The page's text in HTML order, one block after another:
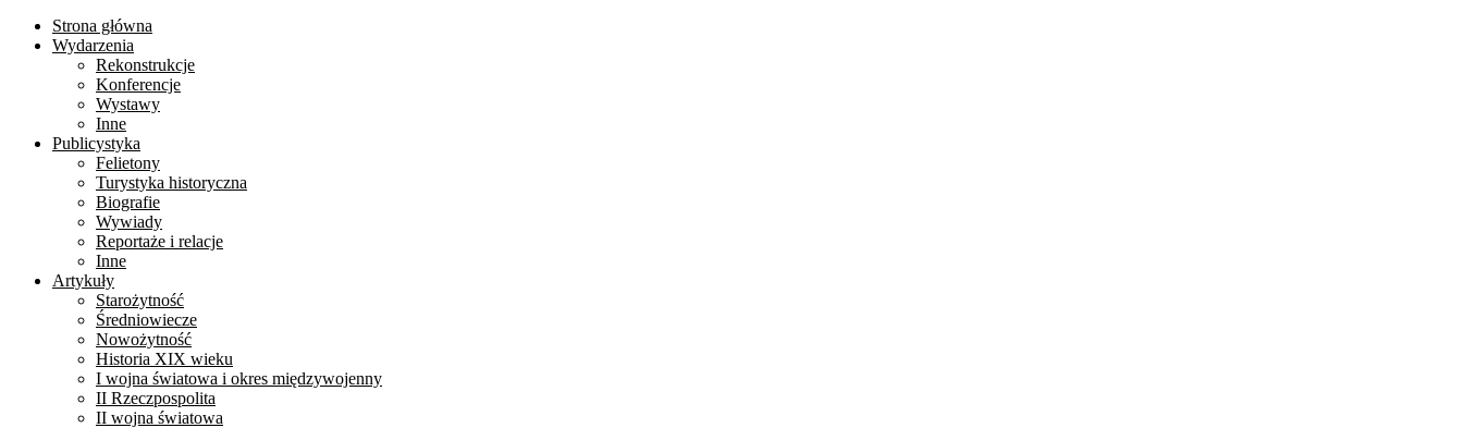
Strona główna
Wydarzenia
Rekonstrukcje
Konferencje
Wystawy
Inne
Publicystyka
Felietony
Turystyka historyczna
Biografie
Wywiady
Reportaże i relacje
Inne
Artykuły
Starożytność
Średniowiecze
Nowożytność
Historia XIX wieku
I wojna światowa i okres międzywojenny
II Rzeczpospolita
II wojna światowa